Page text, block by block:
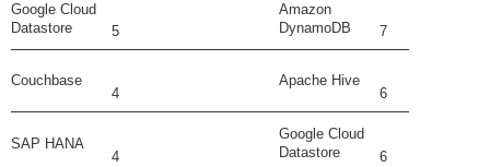
Google Cloud
Datastore
5
Amazon
DynamoDB
7
Couchbase
4
Apache Hive
6
SAP HANA
4
Google Cloud
Datastore
6